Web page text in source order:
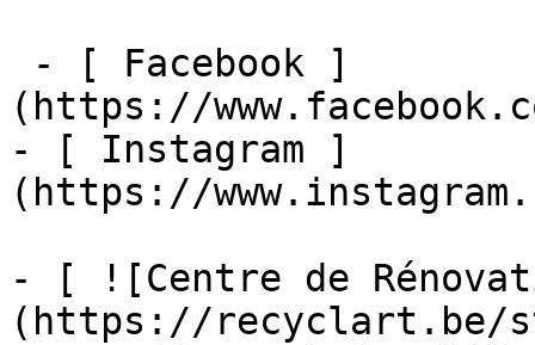
(https://
- [ Instagram ]
(https://
- [ ![Centre de
(https://recyclart.be/